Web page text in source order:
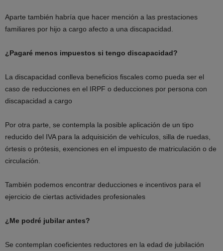
Aparte también habría que hacer mención a las prestaciones
familiares por hijo a cargo afecto a una discapacidad.
¿Pagaré menos impuestos si tengo discapacidad?
La discapacidad conlleva beneficios fiscales como pueda ser el
caso de reducciones en el IRPF o deducciones por persona con
discapacidad a cargo
Por otra parte, se contempla la posible aplicación de un tipo
reducido del IVA para la adquisición de vehículos, silla de ruedas,
órtesis o prótesis, exenciones en el impuesto de matriculación o de
circulación.
También podemos encontrar deducciones e incentivos para el
ejercicio de ciertas actividades profesionales
¿Me podré jubilar antes?
Se contemplan coeficientes reductores en la edad de jubilación